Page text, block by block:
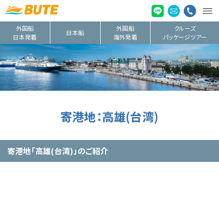
外国船
日本発着
日本船
外国船
海外発着
クルーズ
パッケージツアー
寄港地：高雄(台湾)
寄港地「高雄(台湾)」のご紹介